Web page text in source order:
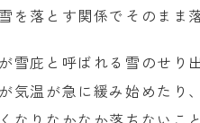
を落とす関係でそのまま
雪庇と呼ばれる雪のせり
気温が急に緩み始めたり